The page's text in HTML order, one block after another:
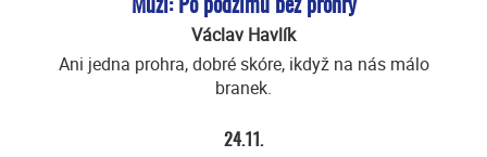
Muži: Po podzimu bez prohry
Václav Havlík
Ani jedna prohra, dobré skóre, ikdyž na nás málo
branek.
24.11.